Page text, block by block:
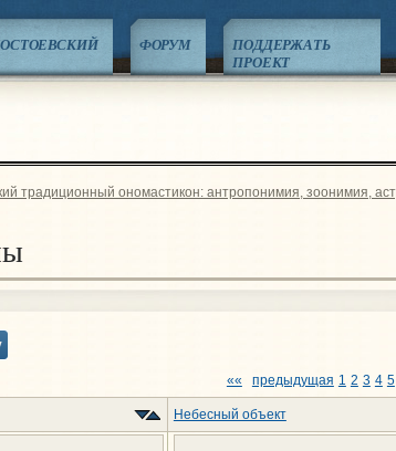
ФОРУМ
ПОДДЕРЖАТЬ
ПРОЕКТ
традиционный ономастикон: антропонимия, зоонимия,
«« предыдущая 1 2 3 4 5
Небесный объект